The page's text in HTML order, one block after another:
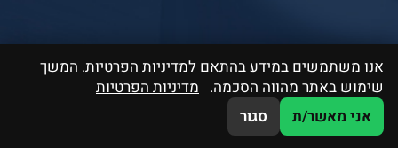
03-5379991
אנו משתמשים במידע בהתאם למדיניות הפרטיות. המשך
שימוש באתר מהווה הסכמה. מדיניות הפרטיות
אני מאשר/ת
סגור